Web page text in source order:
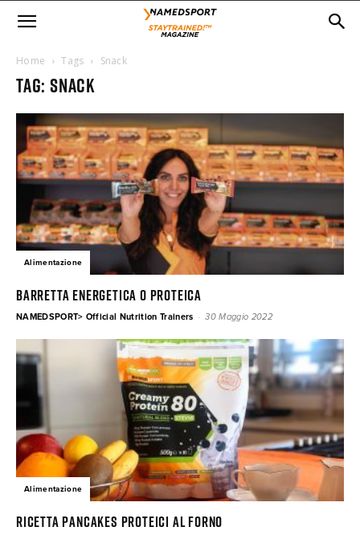
Home Tags Snack
Tag: snack
Alimentazione
BARRETTA ENERGETICA O PROTEICA
NAMEDSPORT> Official Nutrition Trainers - 30 Maggio 2022
Alimentazione
Ricetta Pancakes Proteici al Forno